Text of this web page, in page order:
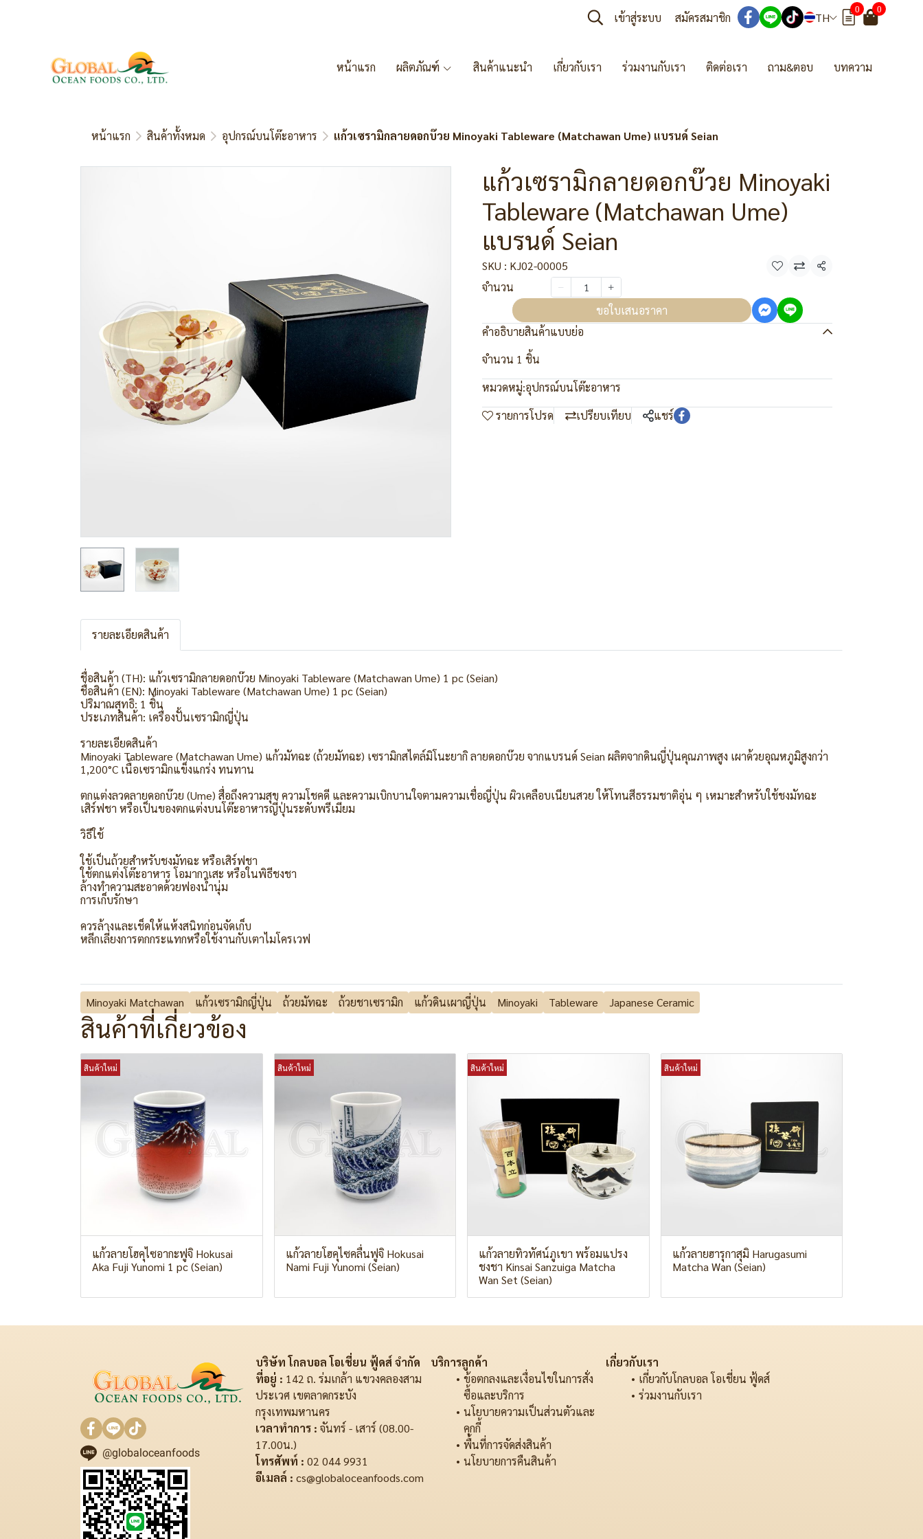
เข้าสู่ระบบ สมัครสมาชิก TH
0 0
หน้าแรก ผลิตภัณฑ์ สินค้าแนะนำ เกี่ยวกับเรา ร่วมงานกับเรา ติดต่อเรา ถาม&ตอบ บทความ
หน้าแรก สินค้าทั้งหมด อุปกรณ์บนโต๊ะอาหาร แก้วเซรามิกลายดอกบ๊วย Minoyaki Tableware (Matchawan Ume) แบรนด์ Seian
แก้วเซรามิกลายดอกบ๊วย Minoyaki
Tableware (Matchawan Ume)
แบรนด์ Seian
SKU : KJ02-00005
แชร์
จำนวน
ขอใบเสนอราคา
คำอธิบายสินค้าแบบย่อ
จำนวน 1 ชิ้น
หมวดหมู่:อุปกรณ์บนโต๊ะอาหาร
รายการโปรด
เปรียบเทียบ แชร์
รายละเอียดสินค้า
ชื่อสินค้า (TH): แก้วเซรามิกลายดอกบ๊วย Minoyaki Tableware (Matchawan Ume) 1 pc (Seian)
ชื่อสินค้า (EN): Minoyaki Tableware (Matchawan Ume) 1 pc (Seian)
ปริมาณสุทธิ: 1 ชิ้น
ประเภทสินค้า: เครื่องปั้นเซรามิกญี่ปุ่น
รายละเอียดสินค้า
Minoyaki Tableware (Matchawan Ume) แก้วมัทฉะ (ถ้วยมัทฉะ) เซรามิกสไตล์มิโนะยากิ ลายดอกบ๊วย จากแบรนด์ Seian ผลิตจากดินญี่ปุ่นคุณภาพสูง เผาด้วยอุณหภูมิสูงกว่า
1,200°C เนื้อเซรามิกแข็งแกร่ง ทนทาน
ตกแต่งลวดลายดอกบ๊วย (Ume) สื่อถึงความสุข ความโชคดี และความเบิกบานใจตามความเชื่อญี่ปุ่น ผิวเคลือบเนียนสวย ให้โทนสีธรรมชาติอุ่น ๆ เหมาะสำหรับใช้ชงมัทฉะ
เสิร์ฟชา หรือเป็นของตกแต่งบนโต๊ะอาหารญี่ปุ่นระดับพรีเมียม
วิธีใช้
ใช้เป็นถ้วยสำหรับชงมัทฉะ หรือเสิร์ฟชา
ใช้ตกแต่งโต๊ะอาหาร โอมากาเสะ หรือในพิธีชงชา
ล้างทำความสะอาดด้วยฟองน้ำนุ่ม
การเก็บรักษา
ควรล้างและเช็ดให้แห้งสนิทก่อนจัดเก็บ
หลีกเลี่ยงการตกกระแทกหรือใช้งานกับเตาไมโครเวฟ
Minoyaki Matchawan แก้วเซรามิกญี่ปุ่น ถ้วยมัทฉะ ถ้วยชาเซรามิก แก้วดินเผาญี่ปุ่น Minoyaki Tableware Japanese Ceramic
สินค้าที่เกี่ยวข้อง
สินค้าใหม่
แก้วลายโฮคุไซอากะฟูจิ Hokusai
Aka Fuji Yunomi 1 pc (Seian)
สินค้าใหม่
แก้วลายโฮคุไซคลื่นฟูจิ Hokusai
Nami Fuji Yunomi (Seian)
สินค้าใหม่
แก้วลายทิวทัศน์ภูเขา พร้อมแปรง
ชงชา Kinsai Sanzuiga Matcha
Wan Set (Seian)
สินค้าใหม่
แก้วลายฮารุกาสุมิ Harugasumi
Matcha Wan (Seian)
@globaloceanfoods
บริษัท โกลบอล โอเชี่ยน ฟู้ดส์ จำกัด
ที่อยู่ : 142 ถ. ร่มเกล้า แขวงคลองสาม
ประเวศ เขตลาดกระบัง
กรุงเทพมหานคร
เวลาทำการ : จันทร์ - เสาร์ (08.00-
17.00น.)
โทรศัพท์ : 02 044 9931
อีเมลล์ : cs@globaloceanfoods.com
บริการลูกค้า
ข้อตกลงและเงื่อนไขในการสั่ง
ซื้อและบริการ
นโยบายความเป็นส่วนตัวและ
คุกกี้
พื้นที่การจัดส่งสินค้า
นโยบายการคืนสินค้า
เกี่ยวกับเรา
เกี่ยวกับโกลบอล โอเชี่ยน ฟู้ดส์
ร่วมงานกับเรา